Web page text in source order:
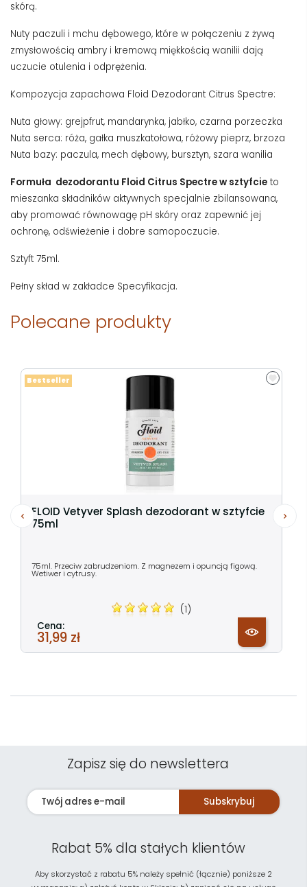
skórą.
Nuty paczuli i mchu dębowego, które w połączeniu z żywą
zmysłowością ambry i kremową miękkością wanilii dają
uczucie otulenia i odprężenia.
Kompozycja zapachowa Floid Dezodorant Citrus Spectre:
Nuta głowy: grejpfrut, mandarynka, jabłko, czarna porzeczka
Nuta serca: róża, gałka muszkatołowa, różowy pieprz, brzoza
Nuta bazy: paczula, mech dębowy, bursztyn, szara wanilia
Formuła dezodorantu Floid Citrus Spectre w sztyfcie to
mieszanka składników aktywnych specjalnie zbilansowana,
aby promować równowagę pH skóry oraz zapewnić jej
ochronę, odświeżenie i dobre samopoczucie.
Sztyft 75ml.
Pełny skład w zakładce Specyfikacja.
Polecane produkty
FLOID Vetyver Splash dezodorant w sztyfcie
75ml
75ml. Przeciw zabrudzeniom. Z magnezem i opuncją figową.
Wetiwer i cytrusy.
(1)
Cena:
31,99 zł
Bestseller
Zapisz się do newslettera
Subskrybuj
Rabat 5% dla stałych klientów
Aby skorzystać z rabatu 5% należy spełnić (łącznie) poniższe 2